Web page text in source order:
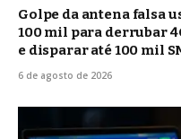
Golpe da antena falsa
100 mil para derrubar
e disparar até 100 mil
6 de agosto de 2026